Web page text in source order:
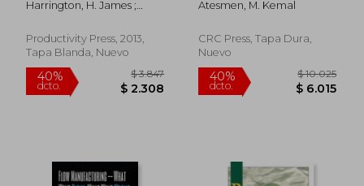
40%
dcto. $ 3.367
40%
dcto. $
for Achieving Desired
Harrington, H. James ;
Productivity Press, 2013,
Tapa Blanda, Nuevo
(en Inglés)
Atesmen, M. Kemal
CRC Press, Tapa Dura,
Nuevo